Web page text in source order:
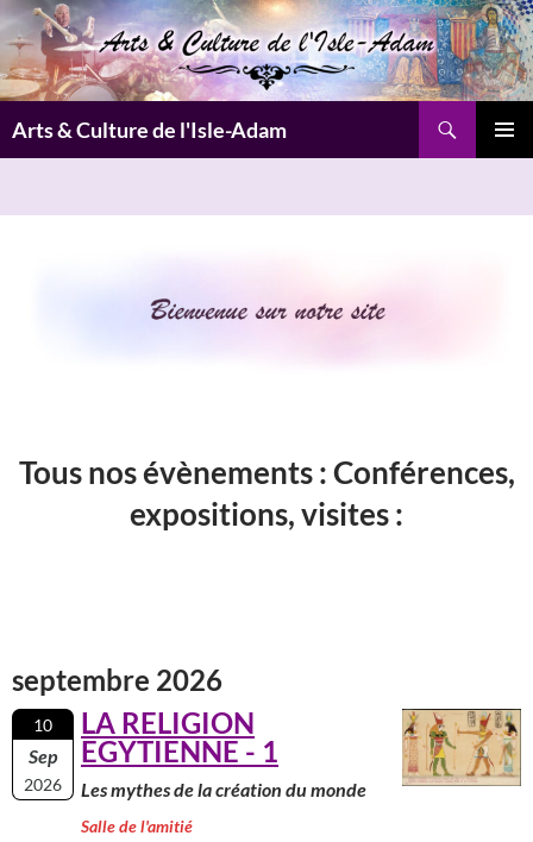
Aller
au
contenu
Arts & Culture de l'Isle-Adam
Tous nos évènements :Conférences,
expositions, visites:
septembre 2026
10
Sep
2026
LA RELIGION
EGYTIENNE - 1
Les mythes de la création du monde
Salle de l'amitié